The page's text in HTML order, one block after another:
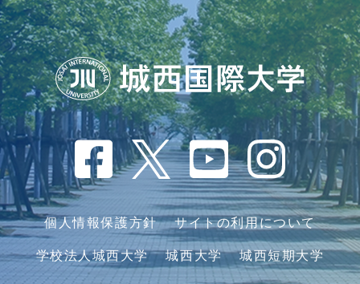
個人情報保護方針 サイトの利用について
学校法人城西大学 城西大学 城西短期大学